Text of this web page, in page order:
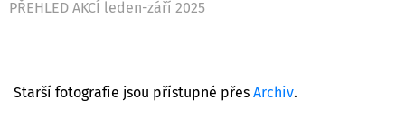
PŘEHLED AKCÍ leden-září 2025
Starší fotografie jsou přístupné přes Archiv.